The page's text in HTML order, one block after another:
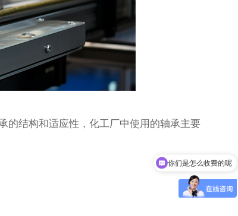
的结构和适应性，化工厂中使用的轴承主要
你们是怎么收费的呢